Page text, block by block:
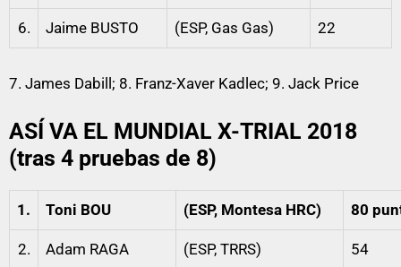
6. Jaime BUSTO (ESP, Gas Gas) 22
7. James Dabill; 8. Franz-Xaver Kadlec; 9. Jack Price
ASÍ VA EL MUNDIAL X-TRIAL 2018
(tras 4 pruebas de 8)
1. Toni BOU (ESP, Montesa HRC) 80
2. Adam RAGA (ESP, TRRS) 54